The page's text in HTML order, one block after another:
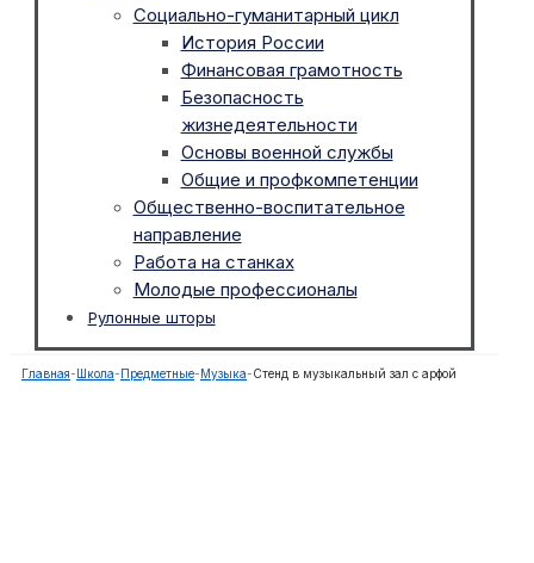
Социально-гуманитарный цикл
История России
Финансовая грамотность
Безопасность
жизнедеятельности
Основы военной службы
Общие и профкомпетенции
Общественно-воспитательное
направление
Работа на станках
Молодые профессионалы
Рулонные шторы
Главная- Школа- Предметные- Музыка-Стенд в музыкальный зал с арфой